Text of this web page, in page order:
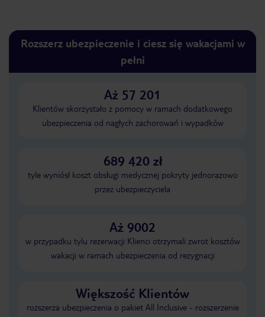
Rozszerz ubezpieczenie i ciesz się wakacjami w
pełni
Aż 57 201
Klientów skorzystało z pomocy w ramach dodatkowego
ubezpieczenia od nagłych zachorowań i wypadków
689 420 zł
tyle wyniósł koszt obsługi medycznej pokryty jednorazowo
przez ubezpieczyciela
Aż 9002
w przypadku tylu rezerwacji Klienci otrzymali zwrot kosztów
wakacji w ramach ubezpieczenia od rezygnacji
Większość Klientów
rozszerza ubezpieczenia o pakiet All Inclusive - rozszerzenie